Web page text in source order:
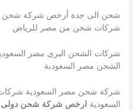
شحن الى جدة أرخص شركة شحن
شركات شحن من مصر للرياض
شركات الشحن البرى مصر
الشحن مصر السعودية
شركة شحن مصر السعودية
السعودية ارخص شركة شحن دولى